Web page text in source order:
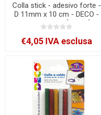
Colla stick - adesivo forte -
D 11mm x 10 cm - DECO -
conf. 6 pezzi [12829]
€4,05 IVA esclusa